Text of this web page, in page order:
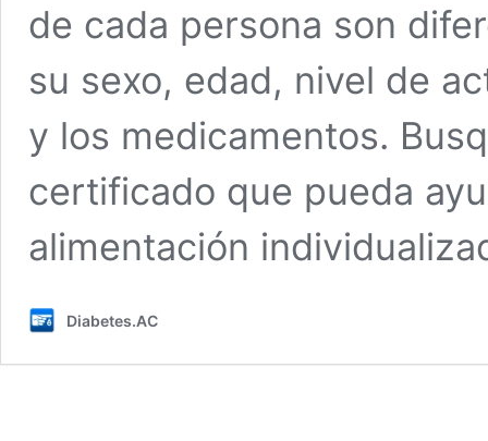
de cada persona son
su sexo, edad, nivel de
y los medicamentos.
certificado que pueda
alimentación
Diabetes.AC